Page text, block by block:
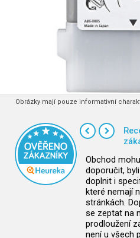
Obrázky mají pouze informativní
Obchod mohu
doporučit,
doplnit i
které nemají
stránkách.
se zeptat na
prodloužení
není u všech